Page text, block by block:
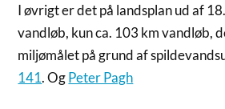
I øvrigt er det på landsplan ud af
vandløb, kun ca. 103 km vandløb,
miljømålet på grund af
141. OgPeter Pagh